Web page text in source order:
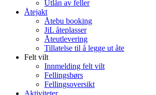
Utlån av feller
Åtejakt
Åtebu booking
JiL åteplasser
Åteutlevering
Tillatelse til å legge ut åte
Felt vilt
Innmelding felt vilt
Fellingsbørs
Fellingsoversikt
Aktiviteter